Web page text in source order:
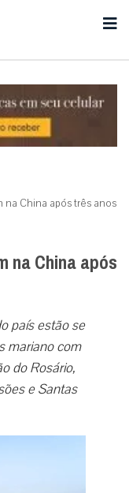
na China após três anos
na China após
país estão se
mariano com
do Rosário,
e Santas